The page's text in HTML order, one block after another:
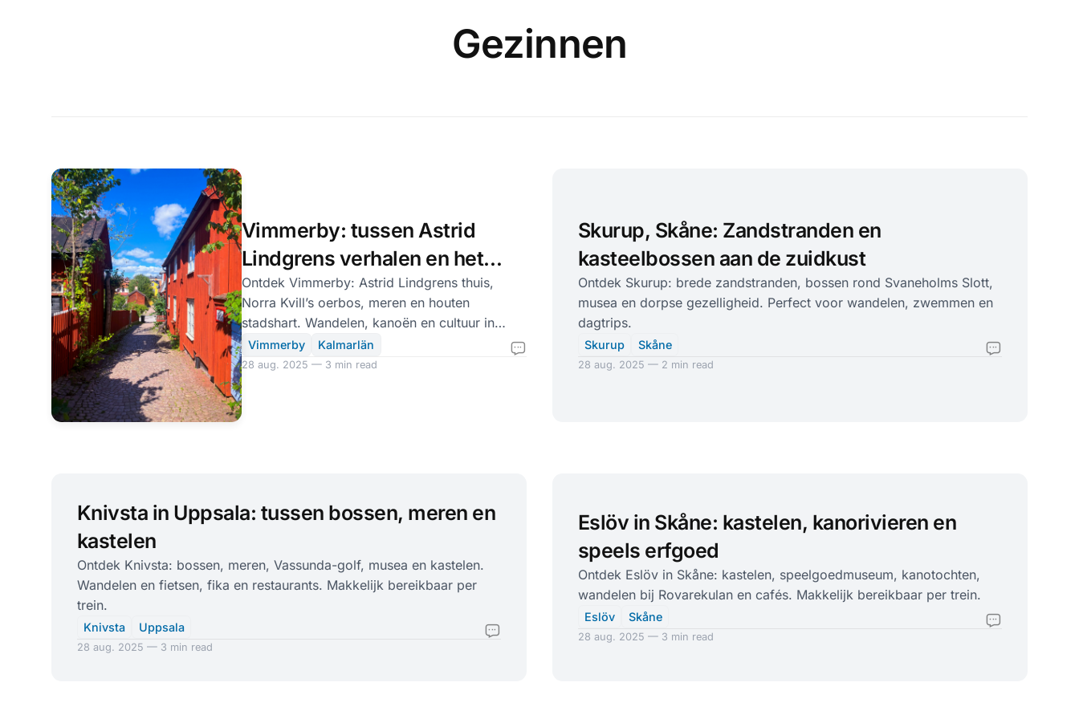
Gezinnen
Vimmerby: tussen Astrid
Lindgrens verhalen en het
oerbos van Norra Kvill
Ontdek Vimmerby: Astrid Lindgrens thuis,
Norra Kvill’s oerbos, meren en houten
stadshart. Wandelen, kanoën en cultuur in
Smålands groen.
Vimmerby Kalmarlän
28 aug. 2025 — 3 min read
Skurup, Skåne: Zandstranden en
kasteelbossen aan de zuidkust
Ontdek Skurup: brede zandstranden, bossen rond Svaneholms Slott,
musea en dorpse gezelligheid. Perfect voor wandelen, zwemmen en
dagtrips.
Skurup Skåne
28 aug. 2025 — 2 min read
Knivsta in Uppsala: tussen bossen, meren en
kastelen
Ontdek Knivsta: bossen, meren, Vassunda-golf, musea en kastelen.
Wandelen en fietsen, fika en restaurants. Makkelijk bereikbaar per
trein.
Knivsta Uppsala
28 aug. 2025 — 3 min read
Eslöv in Skåne: kastelen, kanorivieren en
speels erfgoed
Ontdek Eslöv in Skåne: kastelen, speelgoedmuseum, kanotochten,
wandelen bij Rovarekulan en cafés. Makkelijk bereikbaar per trein.
Eslöv Skåne
28 aug. 2025 — 3 min read